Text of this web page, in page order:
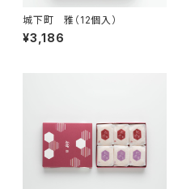
城下町 雅（12個入）
¥3,186